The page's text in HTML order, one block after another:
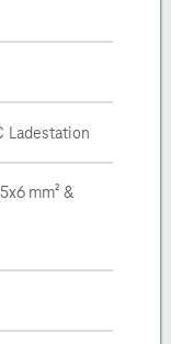
Ladestation
mm² &